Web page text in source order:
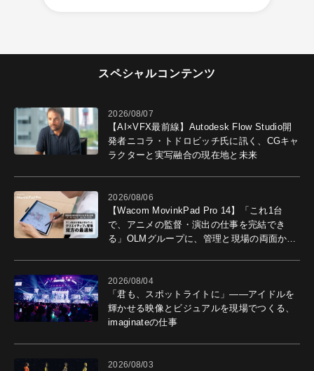
スペシャルコンテンツ
2026/08/07
【AI×VFX最前線】Autodesk Flow Studio開
発者ニコラ・トドロビッチ氏に訊く、CGキャ
ラクターと実写融合の現在地と未来
2026/08/06
【Wacom MovinkPad Pro 14】「これ1台
で、アニメの監督・演出の仕事を完結でき
る」OLMグループに、管理と現場の両面から
2026/08/04
「君も、スポットライトに」――アイドルを
輝かせる映像とビジュアルを現場でつくる、
imaginateの仕事
2026/08/03